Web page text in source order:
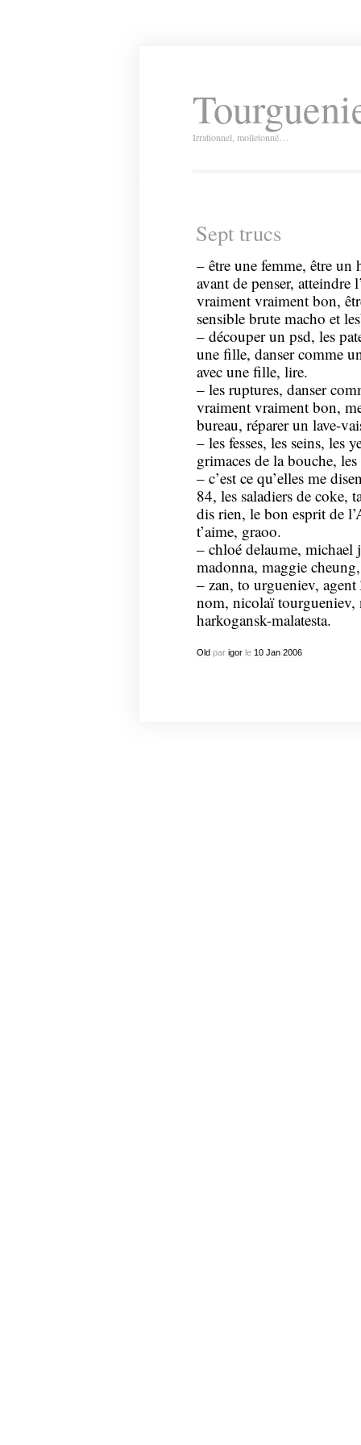
Irrationnel, molletonné…
Sept trucs
– être une femme, être un
avant de penser,
vraiment vraiment bon,
sensible brute macho et
– découper un psd, les
une fille, danser comme
avec une fille, lire.
– les ruptures, danser
vraiment vraiment bon,
bureau, réparer un lave-
– les fesses, les seins, les
grimaces de la bouche,
– c’est ce qu’elles me
84, les saladiers de coke,
dis rien, le bon esprit de
t’aime, graoo.
– chloé delaume,
madonna, maggie
– zan, to urgueniev,
nom, nicolaï
harkogansk-malatesta.
Oldpar igorle 10 Jan 2006